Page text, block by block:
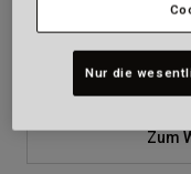
M
Zum
Nur die